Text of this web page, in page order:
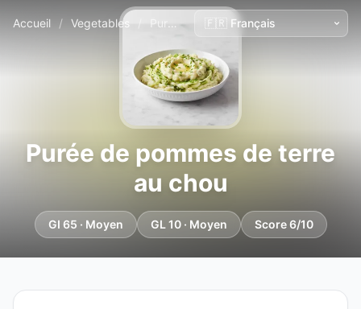
Accueil / Vegetables / Purée de pommes de terre au chou
Purée de pommes de terre
au chou
GI 65 · Moyen GL 10 · Moyen Score 6/10